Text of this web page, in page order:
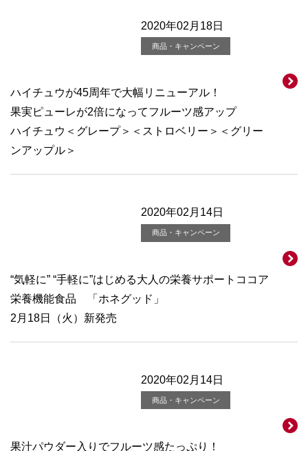
2020年02月18日
商品・キャンペーン
ハイチュウが45周年で大幅リニューアル！
果実ピューレが2倍になってフルーツ感アップ
ハイチュウ＜グレープ＞＜ストロベリー＞＜グリー
ンアップル＞
2020年02月14日
商品・キャンペーン
“気軽に” “手軽に”はじめる大人の栄養サポートココア
栄養機能食品 「ホネグッド」
2月18日（火）新発売
2020年02月14日
商品・キャンペーン
果汁パウダー入りでフルーツ感たっぷり！